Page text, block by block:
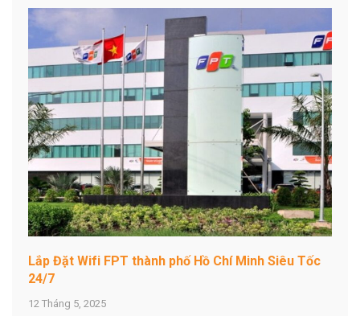
Lắp Đặt Wifi FPT thành phố Hồ Chí Minh Siêu Tốc
24/7
12 Tháng 5, 2025